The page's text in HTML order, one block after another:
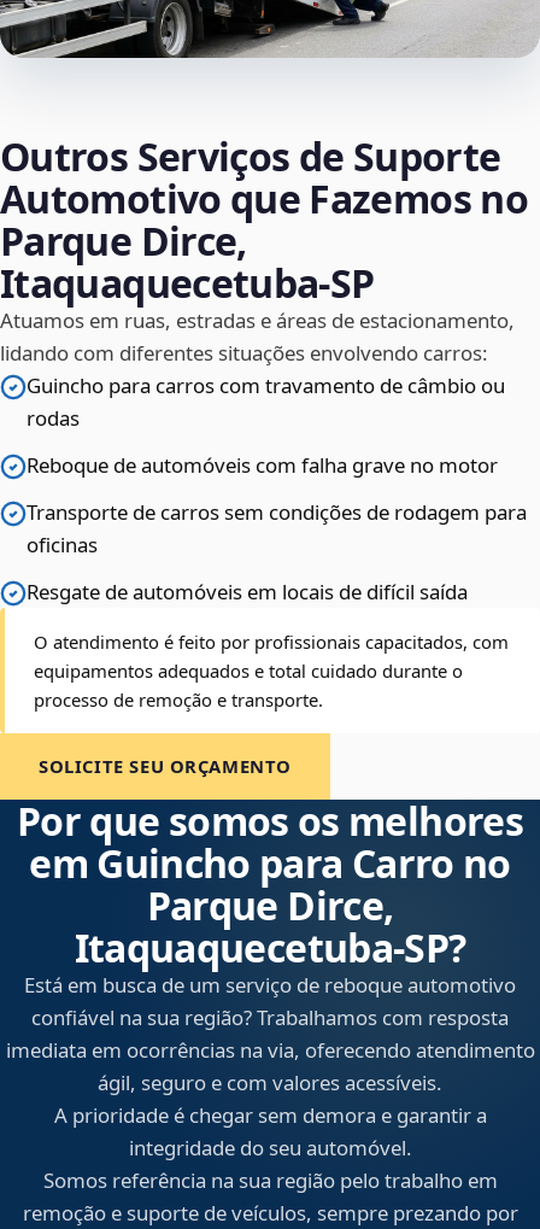
Outros Serviços de Suporte
Automotivo que Fazemos no
Parque Dirce,
Itaquaquecetuba‑SP
Atuamos em ruas, estradas e áreas de estacionamento,
lidando com diferentes situações envolvendo carros:
Guincho para carros com travamento de câmbio ou
rodas
Reboque de automóveis com falha grave no motor
Transporte de carros sem condições de rodagem para
oficinas
Resgate de automóveis em locais de difícil saída
O atendimento é feito por profissionais capacitados, com
equipamentos adequados e total cuidado durante o
processo de remoção e transporte.
SOLICITE SEU ORÇAMENTO
Por que somos os melhores
em Guincho para Carro no
Parque Dirce,
Itaquaquecetuba‑SP?
Está em busca de um serviço de reboque automotivo
confiável na sua região? Trabalhamos com resposta
imediata em ocorrências na via, oferecendo atendimento
ágil, seguro e com valores acessíveis.
A prioridade é chegar sem demora e garantir a
integridade do seu automóvel.
Somos referência na sua região pelo trabalho em
remoção e suporte de veículos, sempre prezando por